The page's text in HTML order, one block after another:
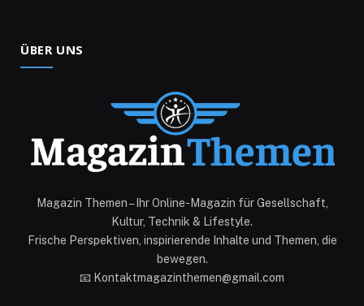
ÜBER UNS
Magazin Themen – Ihr Online-Magazin für Gesellschaft,
Kultur, Technik & Lifestyle.
Frische Perspektiven, inspirierende Inhalte und Themen, die
bewegen.
📧 Kontaktmagazinthemen@gmail.com